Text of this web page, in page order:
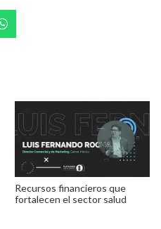
Recursos financieros que
fortalecen el sector salud